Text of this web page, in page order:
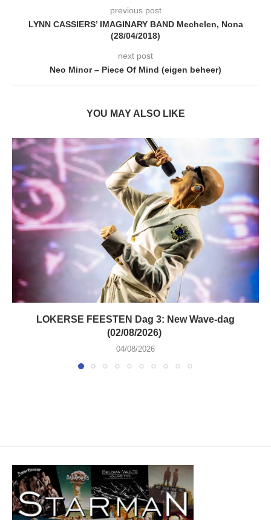
previous post
LYNN CASSIERS’ IMAGINARY BAND Mechelen, Nona
(28/04/2018)
next post
Neo Minor – Piece Of Mind (eigen beheer)
YOU MAY ALSO LIKE
LOKERSE FEESTEN Dag 3: New Wave-dag
(02/08/2026)
04/08/2026